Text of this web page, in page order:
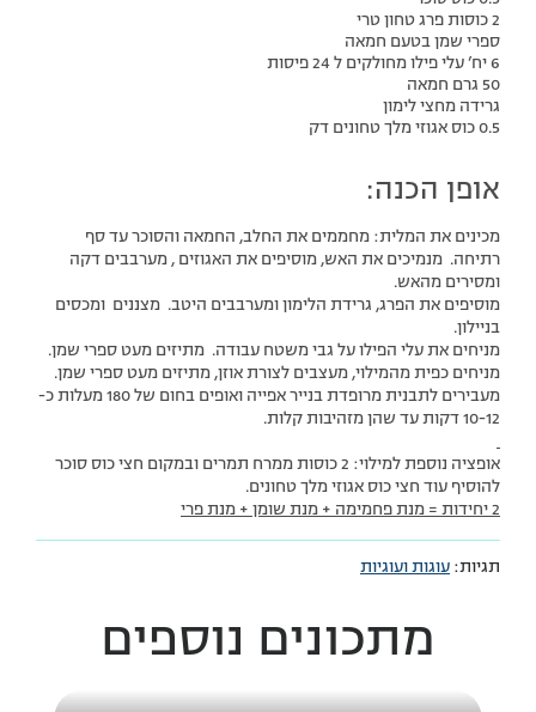
2 כוסות פרג טחון טרי
ספרי שמן בטעם חמאה
6 יח’ עלי פילו מחולקים ל 24 פיסות
50 גרם חמאה
גרידה מחצי לימון
0.5 כוס אגוזי מלך טחונים דק
אופן הכנה:
מכינים את המלית: מחממים את החלב, החמאה והסוכר עד סף
רתיחה. מנמיכים את האש, מוסיפים את האגוזים , מערבבים דקה
ומסירים מהאש.
מוסיפים את הפרג, גרידת הלימון ומערבבים היטב. מצננים ומכסים
בניילון.
מניחים את עלי הפילו על גבי משטח עבודה. מתיזים מעט ספרי שמן.
מניחים כפית מהמילוי, מעצבים לצורת אוזן, מתיזים מעט ספרי שמן.
מעבירים לתבנית מרופדת בנייר אפייה ואופים בחום של 180 מעלות כ-
10-12 דקות עד שהן מזהיבות קלות.
אופציה נוספת למילוי: 2 כוסות ממרח תמרים ובמקום חצי כוס סוכר
להוסיף עוד חצי כוס אגוזי מלך טחונים.
2 יחידות = מנת פחמימה + מנת שומן + מנת פרי
תגיות: עוגות ועוגיות
מתכונים נוספים